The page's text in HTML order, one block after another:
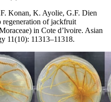
Konan, K. Ayolie, G.F. Dien
of jackfruit
in Cote d’lvoire. Asian
11(10): 11313–11318.